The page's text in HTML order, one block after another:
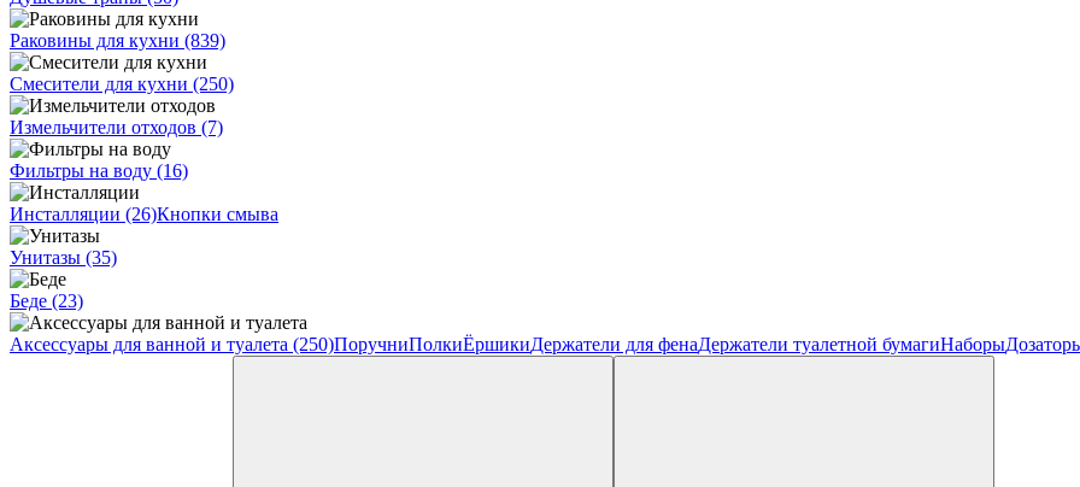
Раковины для кухни (839)
Смесители для кухни (250)
Измельчители отходов (7)
Фильтры на воду (16)
Инсталляции (26)Кнопки смыва
Унитазы (35)
Беде (23)
Аксессуары для ванной и туалета (250)ПоручниПолкиЁршикиДержатели для фенаДержатели туалетной бумагиНаборы